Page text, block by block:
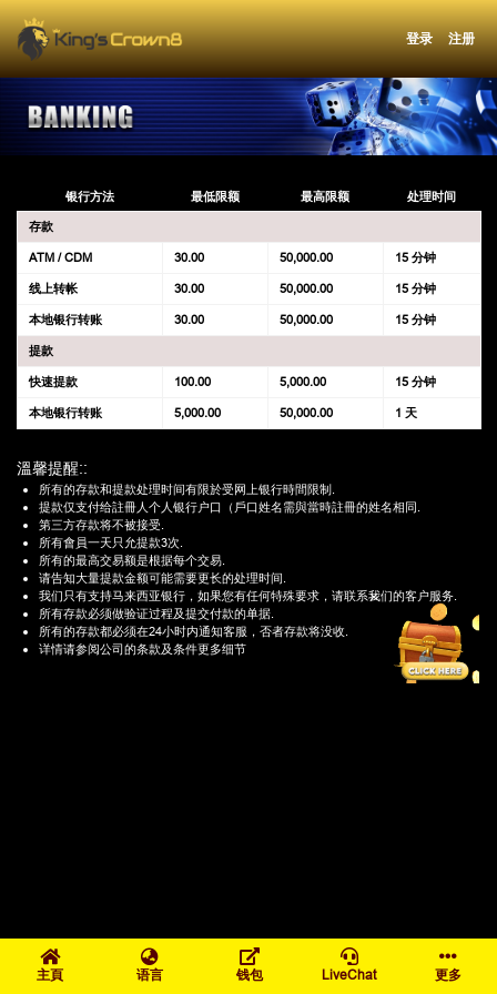
登录 注册
银行方法 最低限额 最高限额 处理时间
存款
ATM / CDM
30.00 50,000.00
15 分钟
线上转帐
30.00 50,000.00
15 分钟
本地银行转账
30.00 50,000.00
15 分钟
提款
快速提款
100.00 5,000.00
15 分钟
本地银行转账
5,000.00 50,000.00 1 天
溫馨提醒::
所有的存款和提款处理时间有限於受网上银行時間限制.
提款仅支付给註冊人个人银行户口（戶口姓名需與當時註冊的姓名相同.
第三方存款将不被接受.
所有會員一天只允提款3次.
所有的最高交易额是根据每个交易.
请告知大量提款金额可能需要更长的处理时间.
我们只有支持马来西亚银行，如果您有任何特殊要求，请联系我们的客户服务.
所有存款必须做验证过程及提交付款的单据.
所有的存款都必须在24小时内通知客服，否者存款将没收.
详情请参阅公司的条款及条件更多细节
主頁 语言 钱包 LiveChat 更多
×